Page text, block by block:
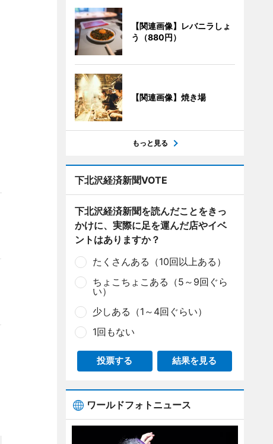
【関連画像】レバニラしょ
う（880円）
【関連画像】焼き場
もっと見る
下北沢経済新聞VOTE
下北沢経済新聞を読んだことをきっ
かけに、実際に足を運んだ店やイベ
ントはありますか？
たくさんある（10回以上ある）
ちょこちょこある（5～9回ぐら
い）
少しある（1～4回ぐらい）
1回もない
投票する 結果を見る
ワールドフォトニュース